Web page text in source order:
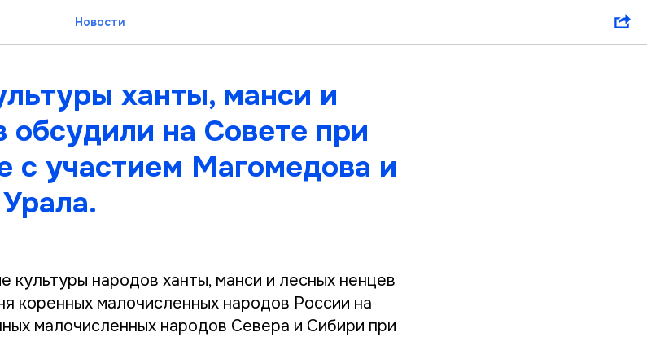
Новости
ханты, манси и
обсудили на Совете при
с участием Магомедова и
культуры народов ханты, манси и лесных ненцев
коренных малочисленных народов России на
малочисленных народов Севера и Сибири при